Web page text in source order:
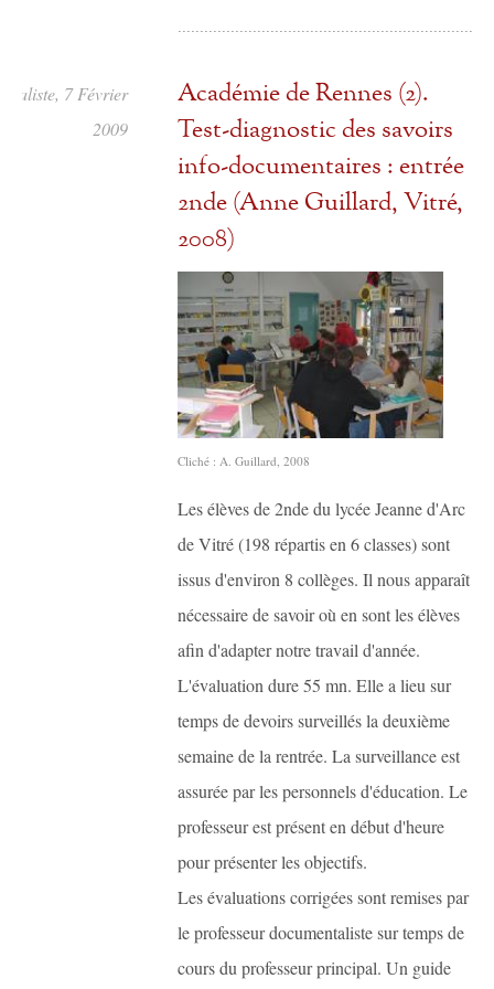
7 Février
2009
Académie de Rennes (2).
Test-diagnostic des savoirs
info-documentaires : entrée
2nde (Anne Guillard, Vitré,
2008)
Cliché : A. Guillard, 2008
Les élèves de 2nde du lycée Jeanne d'Arc
de Vitré (198 répartis en 6 classes) sont
issus d'environ 8 collèges. Il nous apparaît
nécessaire de savoir où en sont les élèves
afin d'adapter notre travail d'année.
L'évaluation dure 55 mn. Elle a lieu sur
temps de devoirs surveillés la deuxième
semaine de la rentrée. La surveillance est
assurée par les personnels d'éducation. Le
professeur est présent en début d'heure
pour présenter les objectifs.
Les évaluations corrigées sont remises par
le professeur documentaliste sur temps de
cours du professeur principal. Un guide